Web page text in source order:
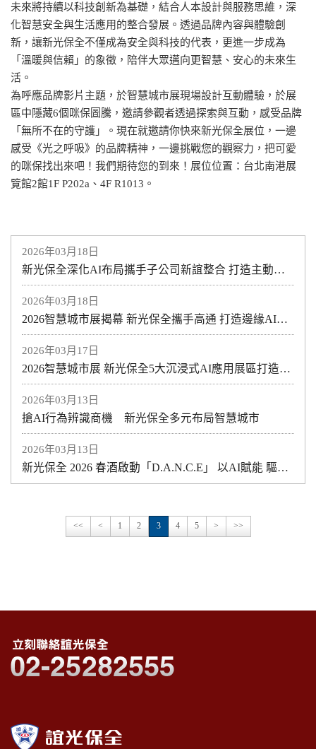
2026年03月18日
新光保全深化AI布局攜手子公司新誼整合 打造主動式智慧防護新模式助力醫療與產業安全升級
2026年03月18日
2026智慧城市展揭幕 新光保全攜手高通 打造邊緣AI智慧防護新紀元
2026年03月17日
2026智慧城市展 新光保全5大沉浸式AI應用展區打造全方位空間安全規劃
2026年03月13日
搶AI行為辨識商機 新光保全多元布局智慧城市
2026年03月13日
新光保全 2026 春酒啟動「D.A.N.C.E」 以AI賦能 驅動安全科技與營運升級
<< < 1 2 3 4 5 > >>
未來將持續以科技創新為基礎，結合人本設計與服務思維，深
化智慧安全與生活應用的整合發展。透過品牌內容與體驗創
新，讓新光保全不僅成為安全與科技的代表，更進一步成為
「溫暖與信賴」的象徵，陪伴大眾邁向更智慧、安心的未來生
活。
為呼應品牌影片主題，於智慧城市展現場設計互動體驗，於展
區中隱藏6個咪保圖騰，邀請參觀者透過探索與互動，感受品牌
「無所不在的守護」。現在就邀請你快來新光保全展位，一邊
感受《光之呼吸》的品牌精神，一邊挑戰您的觀察力，把可愛
的咪保找出來吧！我們期待您的到來！展位位置：台北南港展
覽館2館1F P202a、4F R1013。